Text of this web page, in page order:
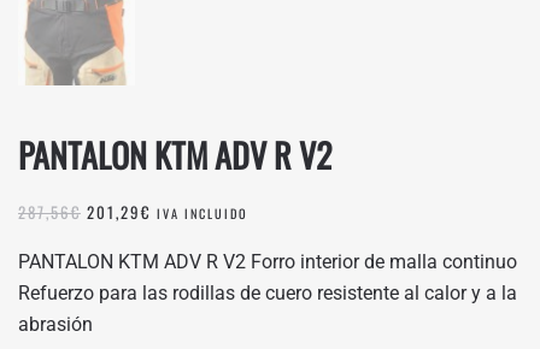
PANTALON KTM ADV R V2
287,56€ EL
ORIGINAL
ERA:
287,56€.
201,29€ EL
ACTUAL
ES:
201,29€.
IVA INCLUIDO
PANTALON KTM ADV R V2 Forro interior de malla continuo
Refuerzo para las rodillas de cuero resistente al calor y a la
abrasión